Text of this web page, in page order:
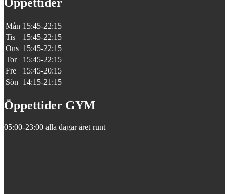
Mån 15:45-22:15
Tis
15:45-22:15
Ons 15:45-22:15
Tor
15:45-22:15
Fre
15:45-20:15
Sön 14:15-21:15
Öppettider GYM
05:00-23:00 alla dagar året runt